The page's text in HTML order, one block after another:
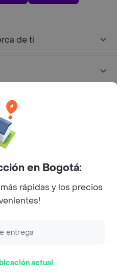
que tenemos
de ti
Twitter
Instagram
rights reserved.
en Bogotá:
rápidas y los precios
actual